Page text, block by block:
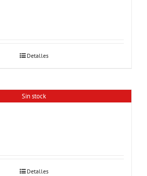
Detalles
Sin stock
Detalles